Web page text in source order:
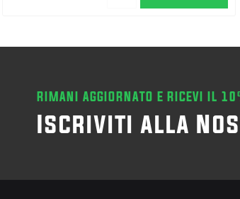
RIMANI AGGIORNATO E RICEVI IL
Iscriviti alla